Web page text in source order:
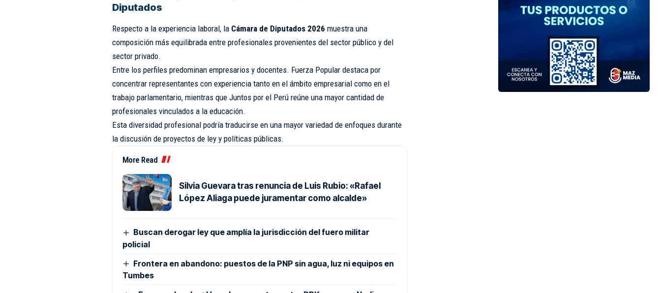
Diputados
Respecto a la experiencia laboral, la Cámara de Diputados 2026 muestra una
composición más equilibrada entre profesionales provenientes del sector público y del
sector privado.
Entre los perfiles predominan empresarios y docentes. Fuerza Popular destaca por
concentrar representantes con experiencia tanto en el ámbito empresarial como en el
trabajo parlamentario, mientras que Juntos por el Perú reúne una mayor cantidad de
profesionales vinculados a la educación.
Esta diversidad profesional podría traducirse en una mayor variedad de enfoques durante
la discusión de proyectos de ley y políticas públicas.
More Read
Silvia Guevara tras renuncia de Luis Rubio: «Rafael
López Aliaga puede juramentar como alcalde»
Buscan derogar ley que amplía la jurisdicción del fuero militar
policial
Frontera en abandono: puestos de la PNP sin agua, luz ni equipos en
Tumbes